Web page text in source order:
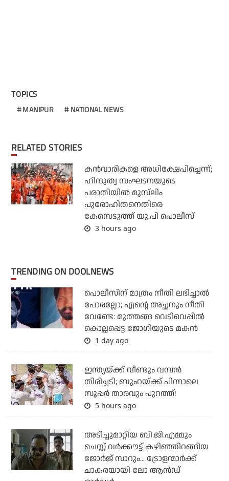
TOPICS
MANIPUR NATIONAL NEWS
RELATED STORIES
കന്‍വാരികളെ അധിക്ഷേപിച്ചെന്ന്;
ഹിന്ദുത്വ സംഘടനയുടെ
പരാതിയില്‍ മുസ്‌ലിം
പുരോഹിതനെതിരെ
കേസെടുത്ത് യു.പി പൊലീസ്
3 hours ago
TRENDING ON DOOLNEWS
പൊലീസിന് മാത്രം നീതി ലഭിച്ചാല്‍
പോരല്ലോ; എന്റെ അച്ഛനും നീതി
വേണ്ടേ: മുത്തങ്ങ വെടിവെപ്പില്‍
കൊല്ലപ്പെട്ട ജോഗിയുടെ മകന്‍
1 day ago
ഇന്ത്യയ്ക്ക് വീണ്ടും വമ്പന്‍
തിരിച്ചടി; ബുംറയ്ക്ക് പിന്നാലെ
സൂപ്പര്‍ താരവും പുറത്ത്!
5 hours ago
അടിച്ചുമാറ്റിയ ബി.ജി.എമ്മും
ചെസ്റ്റ് വര്‍ക്കൗട്ട് കഴിഞ്ഞിറങ്ങിയ
ജോര്‍ജ് സാറും... ട്രോളന്മാര്‍ക്ക്
ചാകരയായി ലോ ആന്‍ഡ്